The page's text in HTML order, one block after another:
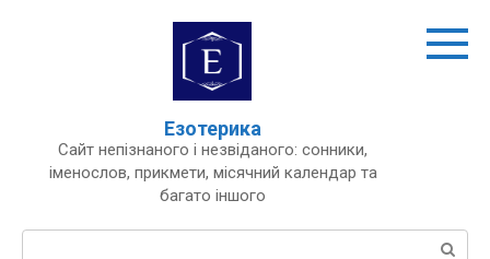
Езотерика
Сайт непізнаного і незвіданого: сонники,
іменослов, прикмети, місячний календар та
багато іншого
Пошук: